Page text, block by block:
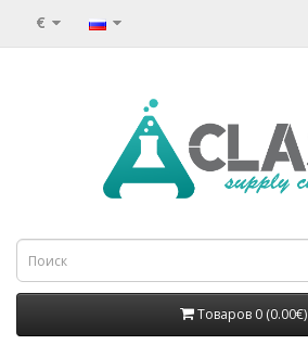
€
Товаров 0 (0.00€)